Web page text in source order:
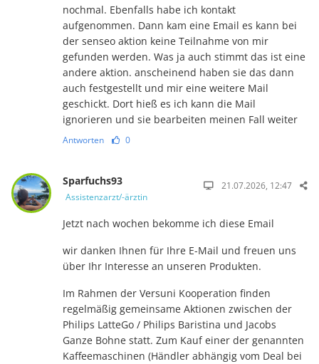
nochmal. Ebenfalls habe ich kontakt
aufgenommen. Dann kam eine Email es kann bei
der senseo aktion keine Teilnahme von mir
gefunden werden. Was ja auch stimmt das ist eine
andere aktion. anscheinend haben sie das dann
auch festgestellt und mir eine weitere Mail
geschickt. Dort hieß es ich kann die Mail
ignorieren und sie bearbeiten meinen Fall weiter
Antworten 0
Sparfuchs93
Assistenzarzt/-ärztin
21.07.2026, 12:47
Jetzt nach wochen bekomme ich diese Email
wir danken Ihnen für Ihre E-Mail und freuen uns
über Ihr Interesse an unseren Produkten.
Im Rahmen der Versuni Kooperation finden
regelmäßig gemeinsame Aktionen zwischen der
Philips LatteGo / Philips Baristina und Jacobs
Ganze Bohne statt. Zum Kauf einer der genannten
Kaffeemaschinen (Händler abhängig vom Deal bei